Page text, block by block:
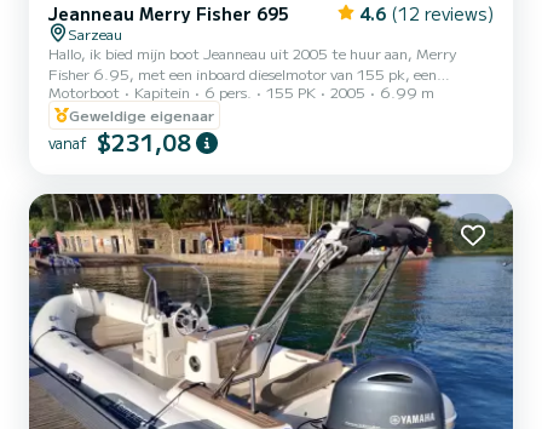
Jeanneau Merry Fisher 695 4.6 (12 reviews)
Sarzeau
Hallo, ik bied mijn boot Jeanneau uit 2005 te huur aan, Merry
Fisher 6.95, met een inboard dieselmotor van 155 pk, een
brandstoftank van 130 liter, kustnavigatie-uitrusting. De boot is
uitgerust met een elektrische ankerlier, GPS-sonar, maritiem toilet
met deur. Vertrek vanuit de haven van Saint Jacques (56), waar u
kunt varen naar Belle Île en Mer, Houât, Hoedic, Golfe du Morbihan.
mogelijk. Ik ben aan boord om u vertrouwen te geve...
Motorboot Kapitein 6 pers. 155 PK 2005
6.99 m
Geweldige eigenaar
vanaf $231,08